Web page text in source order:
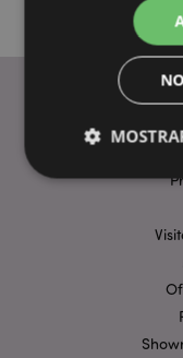
Las cookies
funcionalidad
sesión del
web no puede